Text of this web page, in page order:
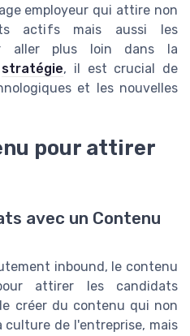
employeur qui attire non
actifs mais aussi les
aller plus loin dans la
stratégie, il est crucial de
et les nouvelles
pour attirer
avec un Contenu
inbound, le contenu
attirer les candidats
créer du contenu qui non
culture de l'entreprise, mais